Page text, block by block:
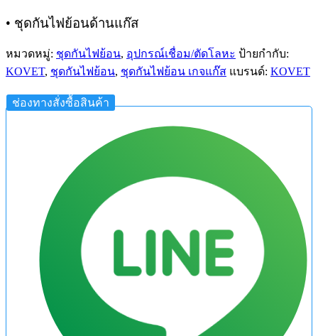
• ชุดกันไฟย้อนด้านแก๊ส
หมวดหมู่: ชุดกันไฟย้อน, อุปกรณ์เชื่อม/ตัดโลหะ ป้ายกำกับ:
KOVET, ชุดกันไฟย้อน, ชุดกันไฟย้อน เกจแก๊ส แบรนด์: KOVET
ช่องทางสั่งซื้อสินค้า